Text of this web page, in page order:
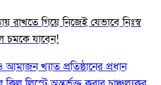
রাখতে গিয়ে নিজেই যেভাবে নিঃস্ব
চমকে যাবেন!